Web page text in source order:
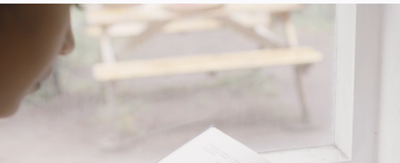
Comturquoise
Texte 1 :
Découvrez
l'exceptionnel
une expérience
unique et